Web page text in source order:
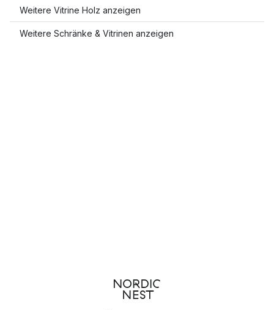
Weitere Vitrine Holz anzeigen
Weitere Schränke & Vitrinen anzeigen